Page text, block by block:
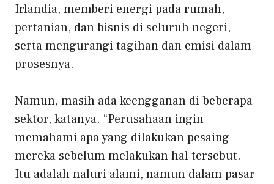
Irlandia, memberi energi pada rumah,
pertanian, dan bisnis di seluruh negeri,
serta mengurangi tagihan dan emisi dalam
prosesnya.
Namun, masih ada keengganan di beberapa
sektor, katanya. “Perusahaan ingin
memahami apa yang dilakukan pesaing
mereka sebelum melakukan hal tersebut.
Itu adalah naluri alami, namun dalam pasar